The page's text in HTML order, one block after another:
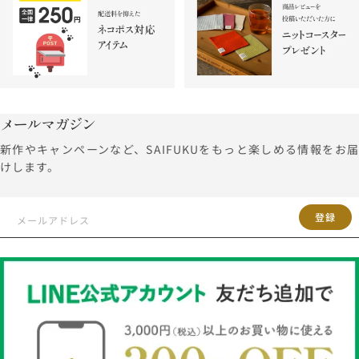
メールマガジン
新作やキャンペーンなど、SAIFUKUをもっと楽しめる情報をお届
けします。
登録